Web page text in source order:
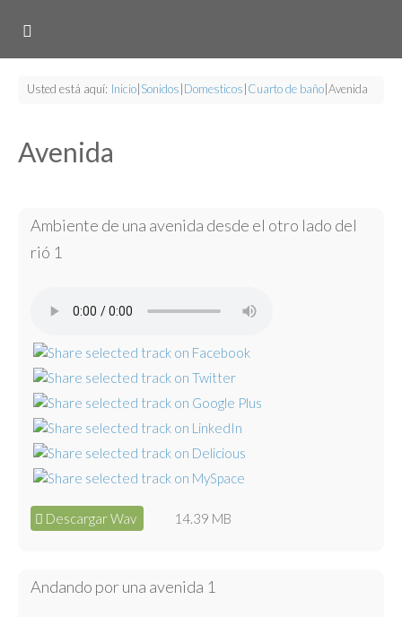
Usted está aquí: Inicio Sonidos Domesticos Cuarto de baño Avenida
Avenida
Ambiente de una avenida desde el otro lado del
rió 1
Descargar Wav 14.39 MB
Andando por una avenida 1